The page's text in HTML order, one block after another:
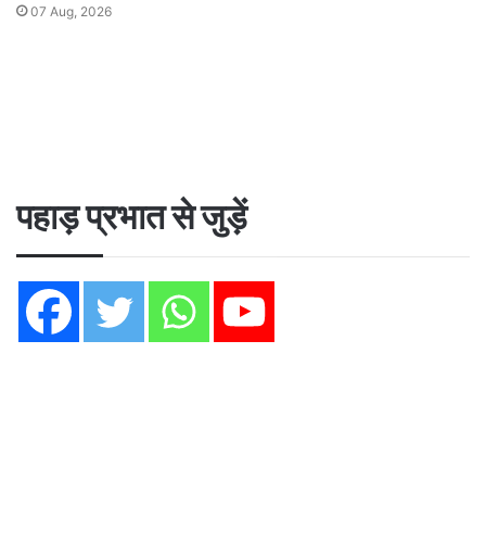
07 Aug, 2026
पहाड़ प्रभात से जुड़ें